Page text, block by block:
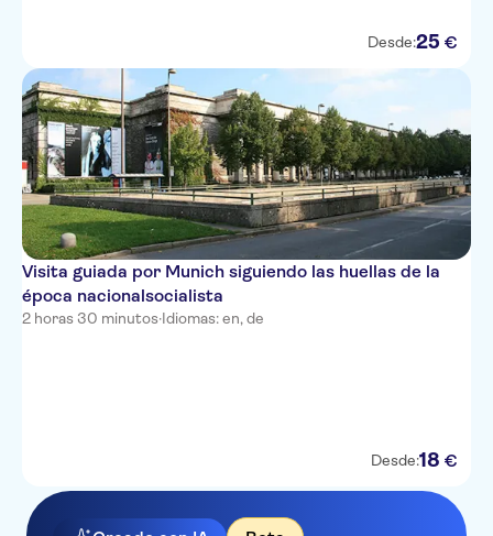
Desde:25 €
Visita guiada por Munich siguiendo las huellas de la
época nacionalsocialista
2 horas 30 minutos·Idiomas: en, de
Desde:18 €